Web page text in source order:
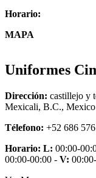
Horario:
MAPA
Uniformes
Dirección: castillejo y
Mexicali, B.C., Mexico
Télefono: +52 686
Horario: L: 00:00-
00:00-00:00 - V: